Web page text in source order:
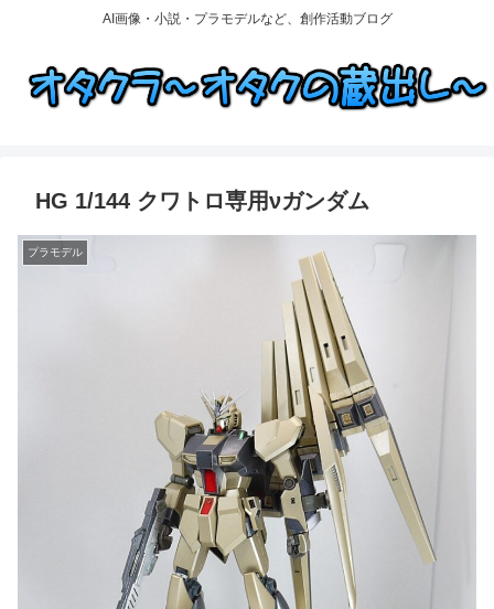
AI画像・小説・プラモデルなど、創作活動ブログ
HG 1/144 クワトロ専用νガンダム
プラモデル